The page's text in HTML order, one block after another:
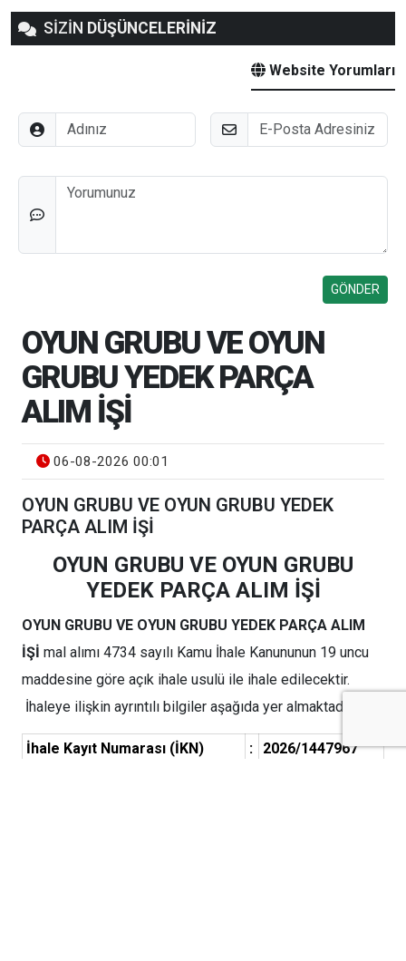
SİZİN DÜŞÜNCELERİNİZ
Website Yorumları
Adınız E-Posta
Düşünceleriniz
OYUN GRUBU VE OYUN
GRUBU YEDEK PARÇA
ALIM İŞİ
06-08-2026 00:01
OYUN GRUBU VE OYUN GRUBU YEDEK
PARÇA ALIM İŞİ
OYUN GRUBU VE OYUN GRUBU
YEDEK PARÇA ALIM İŞİ
OYUN GRUBU VE OYUN GRUBU YEDEK PARÇA ALIM
İŞİ mal alımı 4734 sayılı Kamu İhale Kanununun 19 uncu
maddesine göre açık ihale usulü ile ihale edilecektir.
İhaleye ilişkin ayrıntılı bilgiler aşağıda yer almaktadır:
İhale Kayıt Numarası (İKN) : 2026/1447967